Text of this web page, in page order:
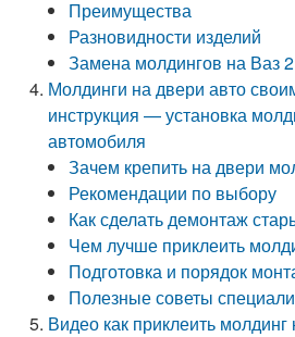
Преимущества
Разновидности изделий
Замена молдингов на Ваз
Молдинги на двери авто
инструкция — установка
автомобиля
Зачем крепить на двери
Рекомендации по выбору
Как сделать демонтаж
Чем лучше приклеить
Подготовка и порядок
Полезные советы
Видео как приклеить молдинг